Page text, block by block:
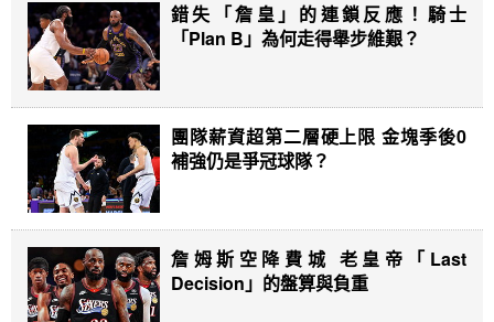
錯失「詹皇」的連鎖反應！騎士
「Plan B」為何走得舉步維艱？
團隊薪資超第二層硬上限 金塊季後0
補強仍是爭冠球隊？
詹姆斯空降費城 老皇帝「Last
Decision」的盤算與負重